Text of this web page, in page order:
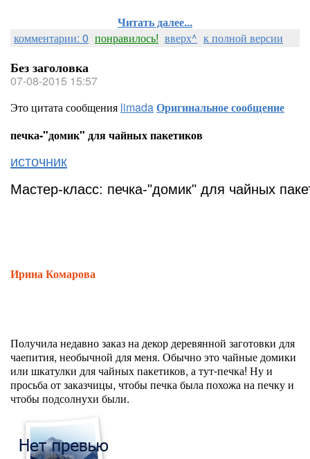
Читать далее...
комментарии: 0 понравилось! вверх^ к полной версии
Без заголовка
07-08-2015 15:57
Это цитата сообщения limadaОригинальное сообщение
печка-"домик" для чайных пакетиков
источник
Мастер-класс: печка-"домик" для чайных
Ирина Комарова
Получила недавно заказ на декор деревянной заготовки для
чаепития, необычной для меня. Обычно это чайные домики
или шкатулки для чайных пакетиков, а тут-печка! Ну и
просьба от заказчицы, чтобы печка была похожа на печку и
чтобы подсолнухи были.